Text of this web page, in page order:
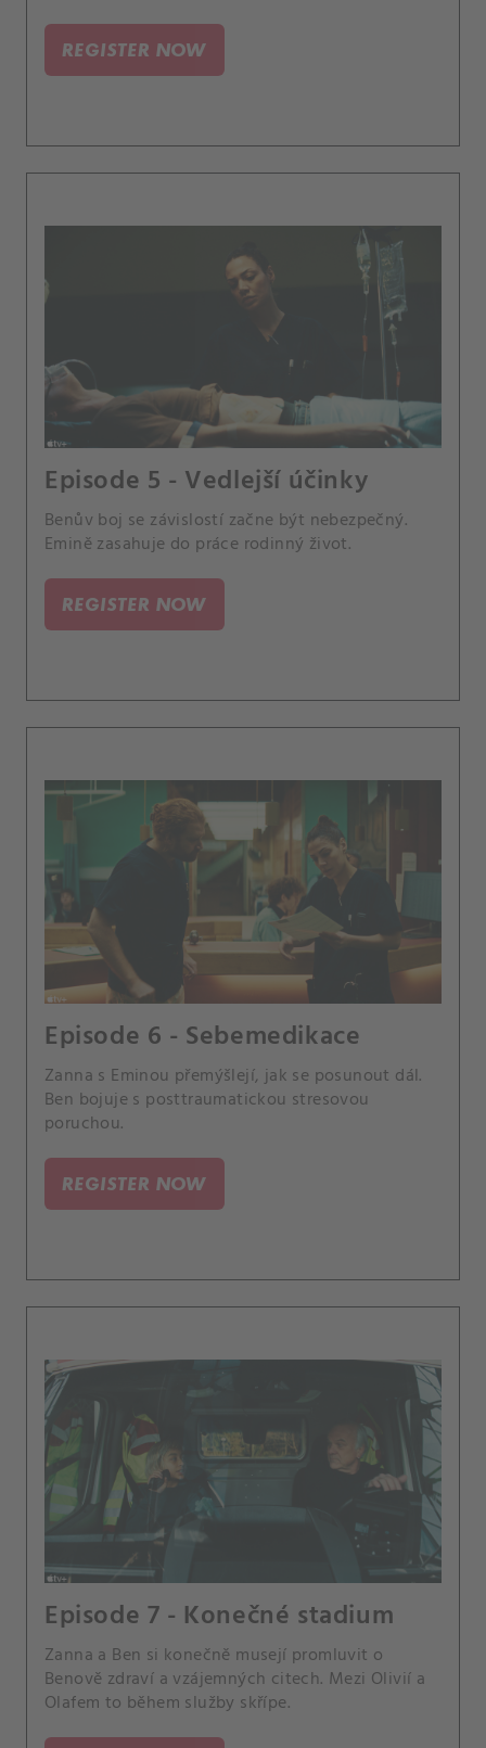
REGISTER NOW
Episode 5 - Vedlejší účinky
Benův boj se závislostí začne být nebezpečný.
Emině zasahuje do práce rodinný život.
REGISTER NOW
Episode 6 - Sebemedikace
Zanna s Eminou přemýšlejí, jak se posunout dál.
Ben bojuje s posttraumatickou stresovou
poruchou.
REGISTER NOW
Episode 7 - Konečné stadium
Zanna a Ben si konečně musejí promluvit o
Benově zdraví a vzájemných citech. Mezi Olivií a
Olafem to během služby skřípe.